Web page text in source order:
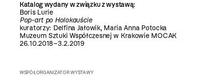
Katalog wydany w związku z wystawą:
Boris Lurie
Pop-art po Holokauście
kuratorzy: Delfina Jałowik, Maria Anna Potocka
Muzeum Sztuki Współczesnej w Krakowie MOCAK
26.10.2018–3.2.2019
WSPÓŁORGANIZATOR WYSTAWY